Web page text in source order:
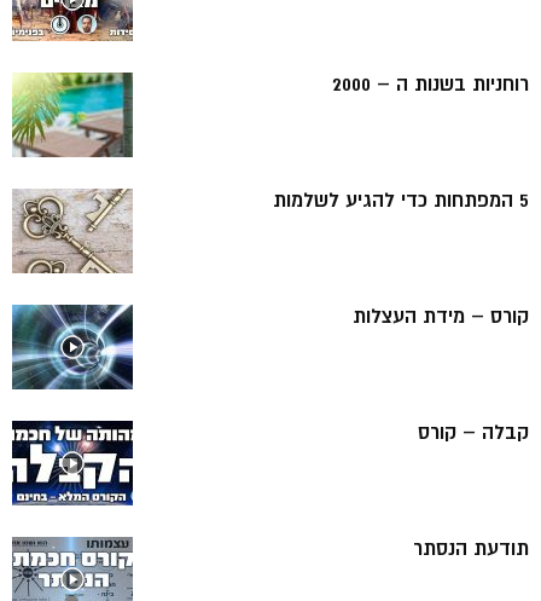
רוחניות בשנות ה – 2000
5 המפתחות כדי להגיע לשלמות
קורס – מידת העצלות
קבלה – קורס
תודעת הנסתר